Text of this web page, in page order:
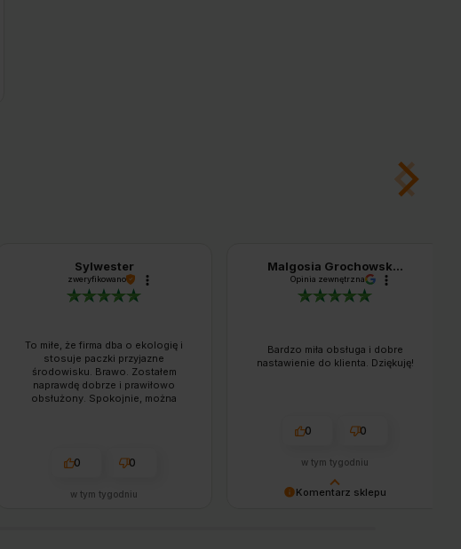
Sylwester
zweryfikowano
To miłe, że firma dba o ekologię i
stosuje paczki przyjazne
środowisku. Brawo. Zostałem
naprawdę dobrze i prawiłowo
obsłużony. Spokojnie, można
0 0
w tym tygodniu Komentarz sklepu
Malgosia Grochowsk...
Opinia zewnętrzna
Bardzo miła obsługa i dobre
nastawienie do klienta. Dziękuję!
0 0
w tym tygodniu